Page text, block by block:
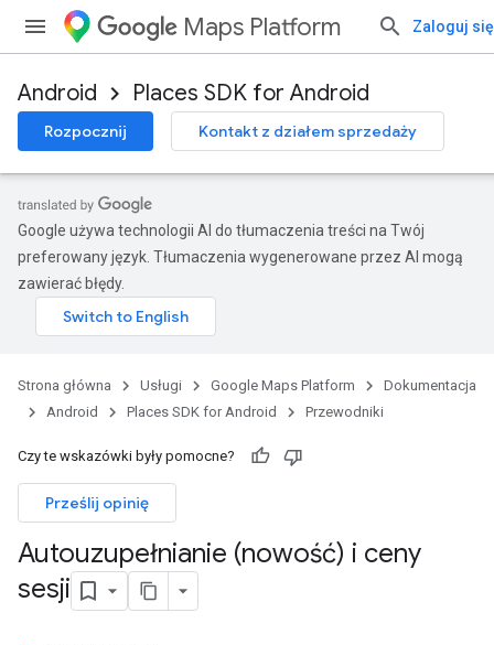
Maps Platform Zaloguj się
Android Places SDK for Android
Rozpocznij Kontakt z działem sprzedaży
Google używa technologii AI do tłumaczenia treści na Twój
preferowany język. Tłumaczenia wygenerowane przez AI mogą
zawierać błędy.
Strona główna Usługi Google Maps Platform
Dokumentacja
Android
Places SDK for Android Przewodniki
Czy te wskazówki były pomocne?
Prześlij opinię
Autouzupełnianie (nowość) i ceny
sesji